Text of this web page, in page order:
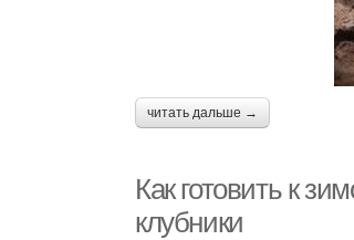
читать дальше →
Как готовить к
клубники